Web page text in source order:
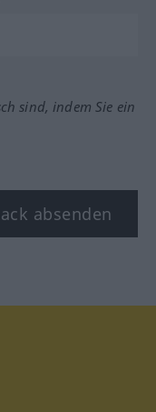
sind, indem Sie ein
absenden